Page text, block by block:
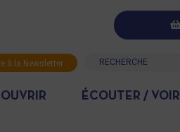
à la Newsletter Recherche
ÉCOUTER / VOIR